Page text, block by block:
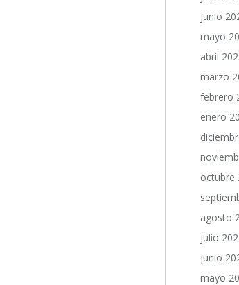
junio
mayo
abril
marzo
febrero
enero
octubre
agosto
julio
junio
mayo